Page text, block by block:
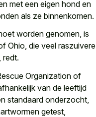
met een eigen hond en
als ze binnenkomen.
worden genomen, is
Ohio, die veel raszuivere
redt.
Organization of
van de leeftijd
standaard onderzocht,
getest,